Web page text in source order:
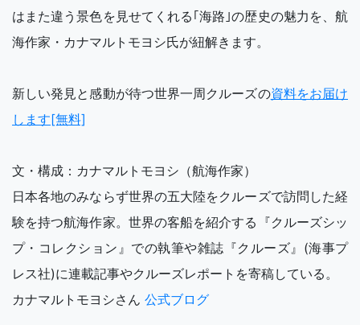
はまた違う景色を見せてくれる｢海路｣の歴史の魅力を、航
海作家・カナマルトモヨシ氏が紐解きます。
新しい発見と感動が待つ世界一周クルーズの資料をお届け
します[無料]
文・構成：カナマルトモヨシ（航海作家）
日本各地のみならず世界の五大陸をクルーズで訪問した経
験を持つ航海作家。世界の客船を紹介する『クルーズシッ
プ・コレクション』での執筆や雑誌『クルーズ』(海事プ
レス社)に連載記事やクルーズレポートを寄稿している。
カナマルトモヨシさん 公式ブログ